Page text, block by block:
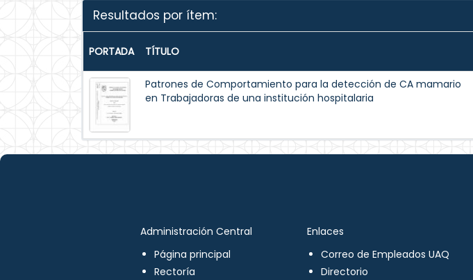
Resultados por ítem:
PORTADA TÍTULO
Patrones de Comportamiento para la detección de CA mamario
en Trabajadoras de una institución hospitalaria
Administración Central
Página principal
Rectoría
Enlaces
Correo de Empleados UAQ
Directorio